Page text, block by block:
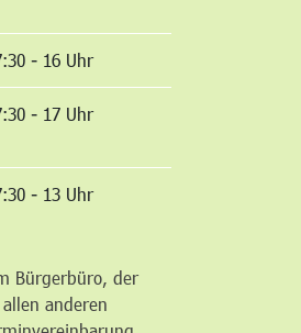
- 16 Uhr
- 17 Uhr
- 13 Uhr
Bürgerbüro, der
anderen